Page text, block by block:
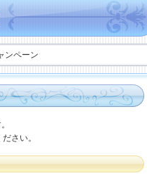
ンペーン
さい。